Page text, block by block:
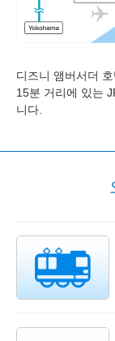
도쿄디즈니리조트
디즈니 앰버서더
15분 거리에 있는
니다.